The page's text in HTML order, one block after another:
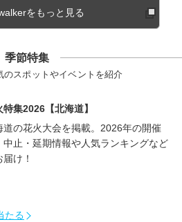
をもっと見る
季節特集
のスポットやイベントを紹介
特集2026【北海道】
道の花火大会を掲載。2026年の開催
中止・延期情報や人気ランキングなど
届け！
たる